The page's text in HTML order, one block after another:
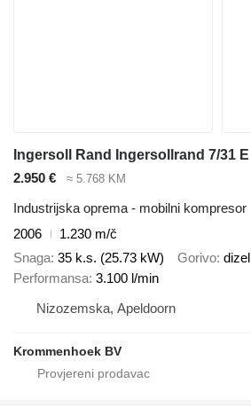
Ingersoll Rand Ingersollrand 7/31 E
2.950 €
≈ 5.768 KM
Industrijska oprema - mobilni kompresor
2006
1.230 m/č
Snaga 35 k.s. (25.73 kW) Gorivo dizel
Performansa 3.100 l/min
Nizozemska, Apeldoorn
Krommenhoek BV